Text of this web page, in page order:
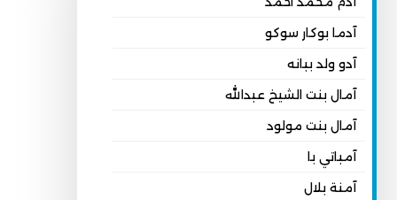
آدما بوكار سوكو
آدو ولد ببانه
آمال بنت الشيخ عبدالله
آمال بنت مولود
آمباتي با
آمنة بلال